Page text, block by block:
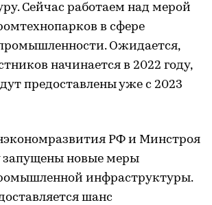
Сейчас работаем над мерой
в сфере
Ожидается,
начинается в 2022 году,
предоставлены уже с 2023
РФ и Минстроя
запущены новые меры
инфраструктуры.
шанс